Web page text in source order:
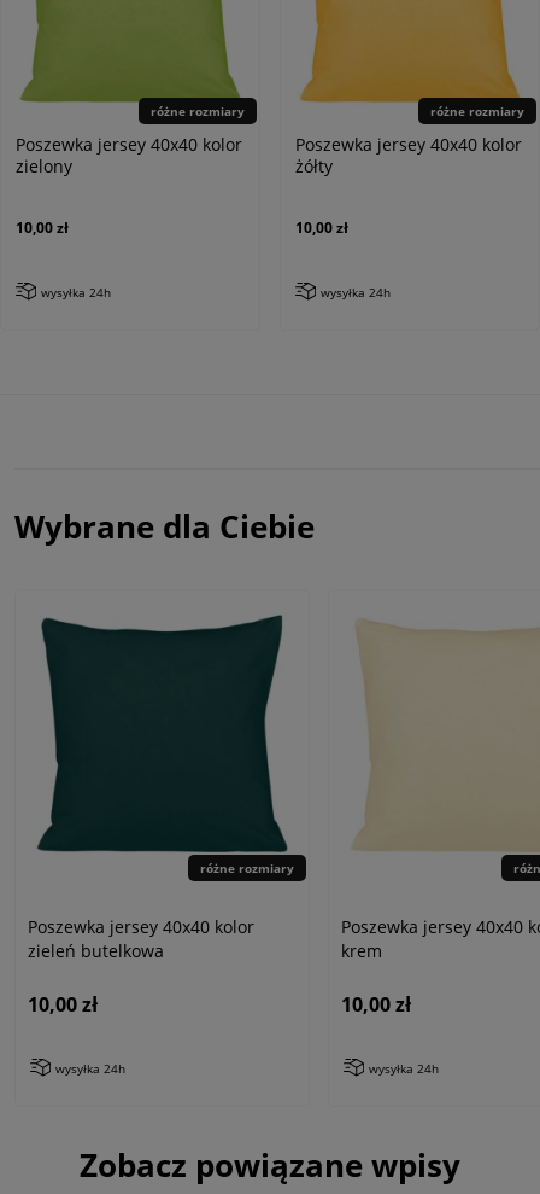
różne rozmiary
Poszewka jersey 40x40 kolor
zielony
10,00 zł
wysyłka 24h
różne rozmiary
Poszewka jersey 40x40 kolor
żółty
10,00 zł
wysyłka 24h
Wybrane dla Ciebie
różne rozmiary
Poszewka jersey 40x40 kolor
zieleń butelkowa
10,00 zł
wysyłka 24h
Poszewka jersey 40x40
krem
10,00 zł
wysyłka 24h
Zobacz powiązane wpisy